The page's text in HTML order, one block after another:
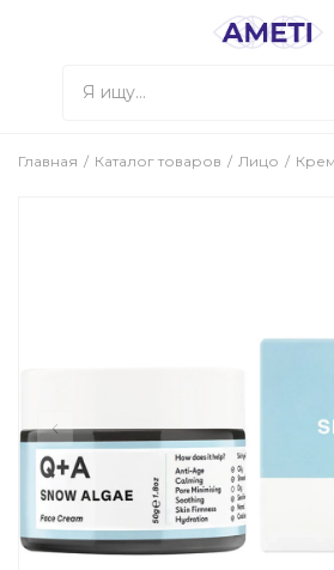
Главная Каталог товаров Лицо